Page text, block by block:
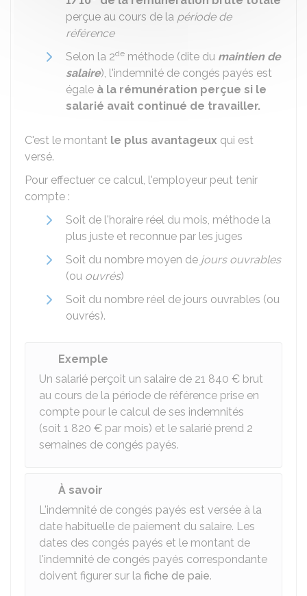
perçue au cours de la période de
référence
Selon la 2de méthode (dite du maintien de
salaire), l'indemnité de congés payés est
égale à la rémunération perçue si le
salarié avait continué de travailler.
C'est le montant le plus avantageux qui est
versé.
Pour effectuer ce calcul, l'employeur peut tenir
compte :
Soit de l'horaire réel du mois, méthode la
plus juste et reconnue par les juges
Soit du nombre moyen de jours ouvrables
(ou ouvrés)
Soit du nombre réel de jours ouvrables (ou
ouvrés).
Exemple
Un salarié perçoit un salaire de 21 840 € brut
au cours de la période de référence prise en
compte pour le calcul de ses indemnités
(soit 1 820 € par mois) et le salarié prend 2
semaines de congés payés.
À savoir
L'indemnité de congés payés est versée à la
date habituelle de paiement du salaire. Les
dates des congés payés et le montant de
l'indemnité de congés payés correspondante
doivent figurer sur la fiche de paie.